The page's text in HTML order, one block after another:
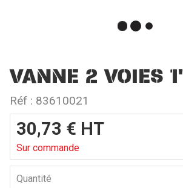
VANNE 2 VOIES
Réf : 83610021
30,73 € HT
Sur commande
Quantité